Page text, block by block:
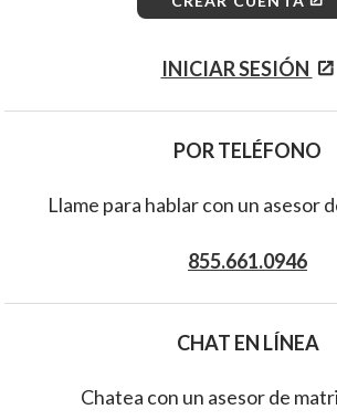
INICIAR SESIÓN
POR TELÉFONO
Llame para hablar con un asesor
855.661.0946
CHAT EN LÍNEA
Chatea con un asesor de